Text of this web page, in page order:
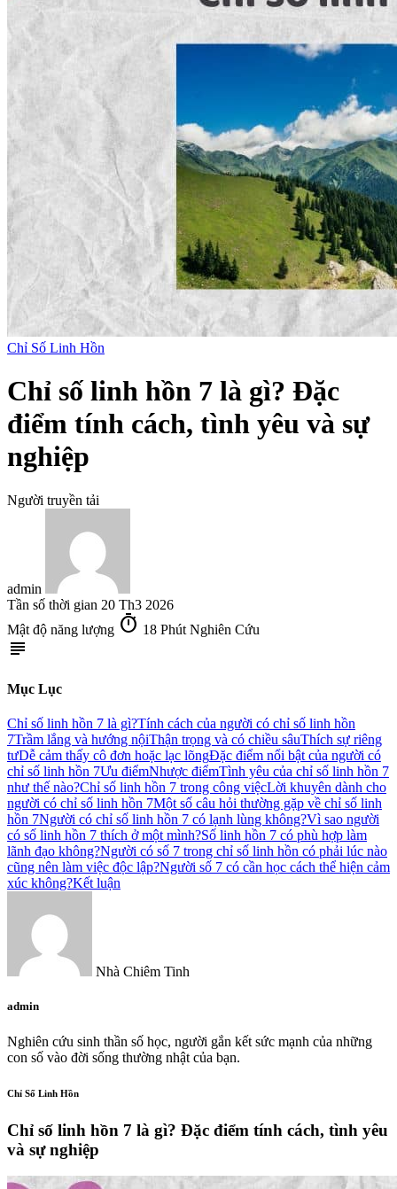
Chỉ Số Linh Hồn
Chỉ số linh hồn 7 là gì? Đặc
điểm tính cách, tình yêu và sự
nghiệp
Người truyền tải
admin
Tần số thời gian 20 Th3 2026
Mật độ năng lượng timer 18 Phút Nghiên Cứu
subject
Mục Lục
Chỉ số linh hồn 7 là gì?Tính cách của người có chỉ số linh hồn
7Trầm lắng và hướng nộiThận trọng và có chiều sâuThích sự riêng
tưDễ cảm thấy cô đơn hoặc lạc lõngĐặc điểm nổi bật của người có
chỉ số linh hồn 7Ưu điểmNhược điểmTình yêu của chỉ số linh hồn 7
như thế nào?Chỉ số linh hồn 7 trong công việcLời khuyên dành cho
người có chỉ số linh hồn 7Một số câu hỏi thường gặp về chỉ số linh
hồn 7Người có chỉ số linh hồn 7 có lạnh lùng không?Vì sao người
có số linh hồn 7 thích ở một mình?Số linh hồn 7 có phù hợp làm
lãnh đạo không?Người có số 7 trong chỉ số linh hồn có phải lúc nào
cũng nên làm việc độc lập?Người số 7 có cần học cách thể hiện cảm
xúc không?Kết luận
Nhà Chiêm Tinh
admin
Nghiên cứu sinh thần số học, người gắn kết sức mạnh của những
con số vào đời sống thường nhật của bạn.
Chỉ Số Linh Hồn
Chỉ số linh hồn 7 là gì? Đặc điểm tính cách, tình yêu
và sự nghiệp